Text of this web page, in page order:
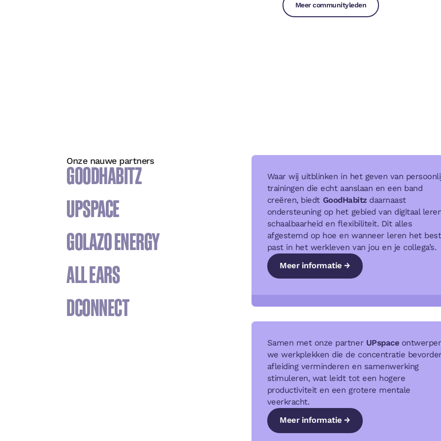
Meer communityleden
Onze nauwe partners
GOODHABITZ
UPSPACE
GOLAZO ENERGY
ALL EARS
DCONNECT
Waar wij uitblinken in het geven van
trainingen die echt aanslaan en een band
creëren, biedt GoodHabitz daarnaast
ondersteuning op het gebied van digitaal
schaalbaarheid en flexibiliteit. Dit alles
afgestemd op hoe en wanneer leren het
past in het werkleven van jou en je collega’s.
Meer informatie →
Samen met onze partner UPspace
we werkplekken die de concentratie
afleiding verminderen en samenwerking
stimuleren, wat leidt tot een hogere
productiviteit en een grotere mentale
veerkracht.
Meer informatie →